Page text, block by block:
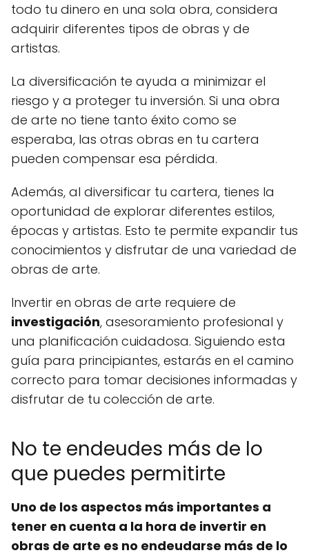
todo tu dinero en una sola obra, considera
adquirir diferentes tipos de obras y de
artistas.
La diversificación te ayuda a minimizar el
riesgo y a proteger tu inversión. Si una obra
de arte no tiene tanto éxito como se
esperaba, las otras obras en tu cartera
pueden compensar esa pérdida.
Además, al diversificar tu cartera, tienes la
oportunidad de explorar diferentes estilos,
épocas y artistas. Esto te permite expandir tus
conocimientos y disfrutar de una variedad de
obras de arte.
Invertir en obras de arte requiere de
investigación, asesoramiento profesional y
una planificación cuidadosa. Siguiendo esta
guía para principiantes, estarás en el camino
correcto para tomar decisiones informadas y
disfrutar de tu colección de arte.
No te endeudes más de lo
que puedes permitirte
Uno de los aspectos más importantes a
tener en cuenta a la hora de invertir en
obras de arte es no endeudarse más de lo